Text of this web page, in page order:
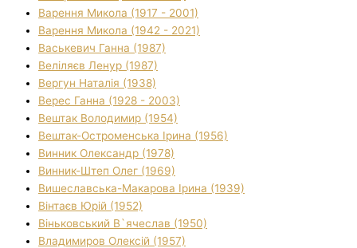
Варення Микола (1917 - 2001)
Варення Микола (1942 - 2021)
Васькевич Ганна (1987)
Веліляєв Ленур (1987)
Вергун Наталія (1938)
Верес Ганна (1928 - 2003)
Вештак Володимир (1954)
Вештак-Остроменська Ірина (1956)
Винник Олександр (1978)
Винник-Штеп Олег (1969)
Вишеславська-Макарова Ірина (1939)
Вінтаєв Юрій (1952)
Віньковський В`ячеслав (1950)
Владимиров Олексій (1957)